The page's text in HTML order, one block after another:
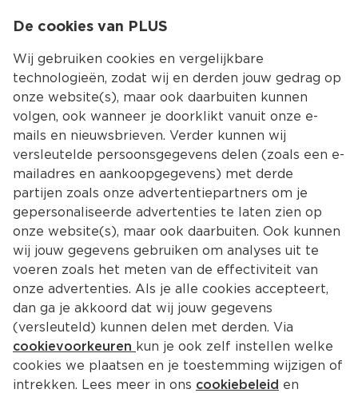
Kies jouw
Zoekresultaten voor ‘’
17251 producten
Filter Meest gewild
PLUS Boerentrots Kipfilet 2 stuks
Per 350 g
5.25 0
De cookies van PLUS
Wij gebruiken cookies en vergelijkbare
technologieën, zodat wij en derden jouw gedrag op
onze website(s), maar ook daarbuiten kunnen
volgen, ook wanneer je doorklikt vanuit onze e-
mails en nieuwsbrieven. Verder kunnen wij
versleutelde persoonsgegevens delen (zoals een e-
mailadres en aankoopgegevens) met derde
partijen zoals onze advertentiepartners om je
gepersonaliseerde advertenties te laten zien op
onze website(s), maar ook daarbuiten. Ook kunnen
wij jouw gegevens gebruiken om analyses uit te
voeren zoals het meten van de effectiviteit van
onze advertenties. Als je alle cookies accepteert,
dan ga je akkoord dat wij jouw gegevens
(versleuteld) kunnen delen met derden. Via
cookievoorkeuren kun je ook zelf instellen welke
cookies we plaatsen en je toestemming wijzigen of
intrekken. Lees meer in ons cookiebeleid en